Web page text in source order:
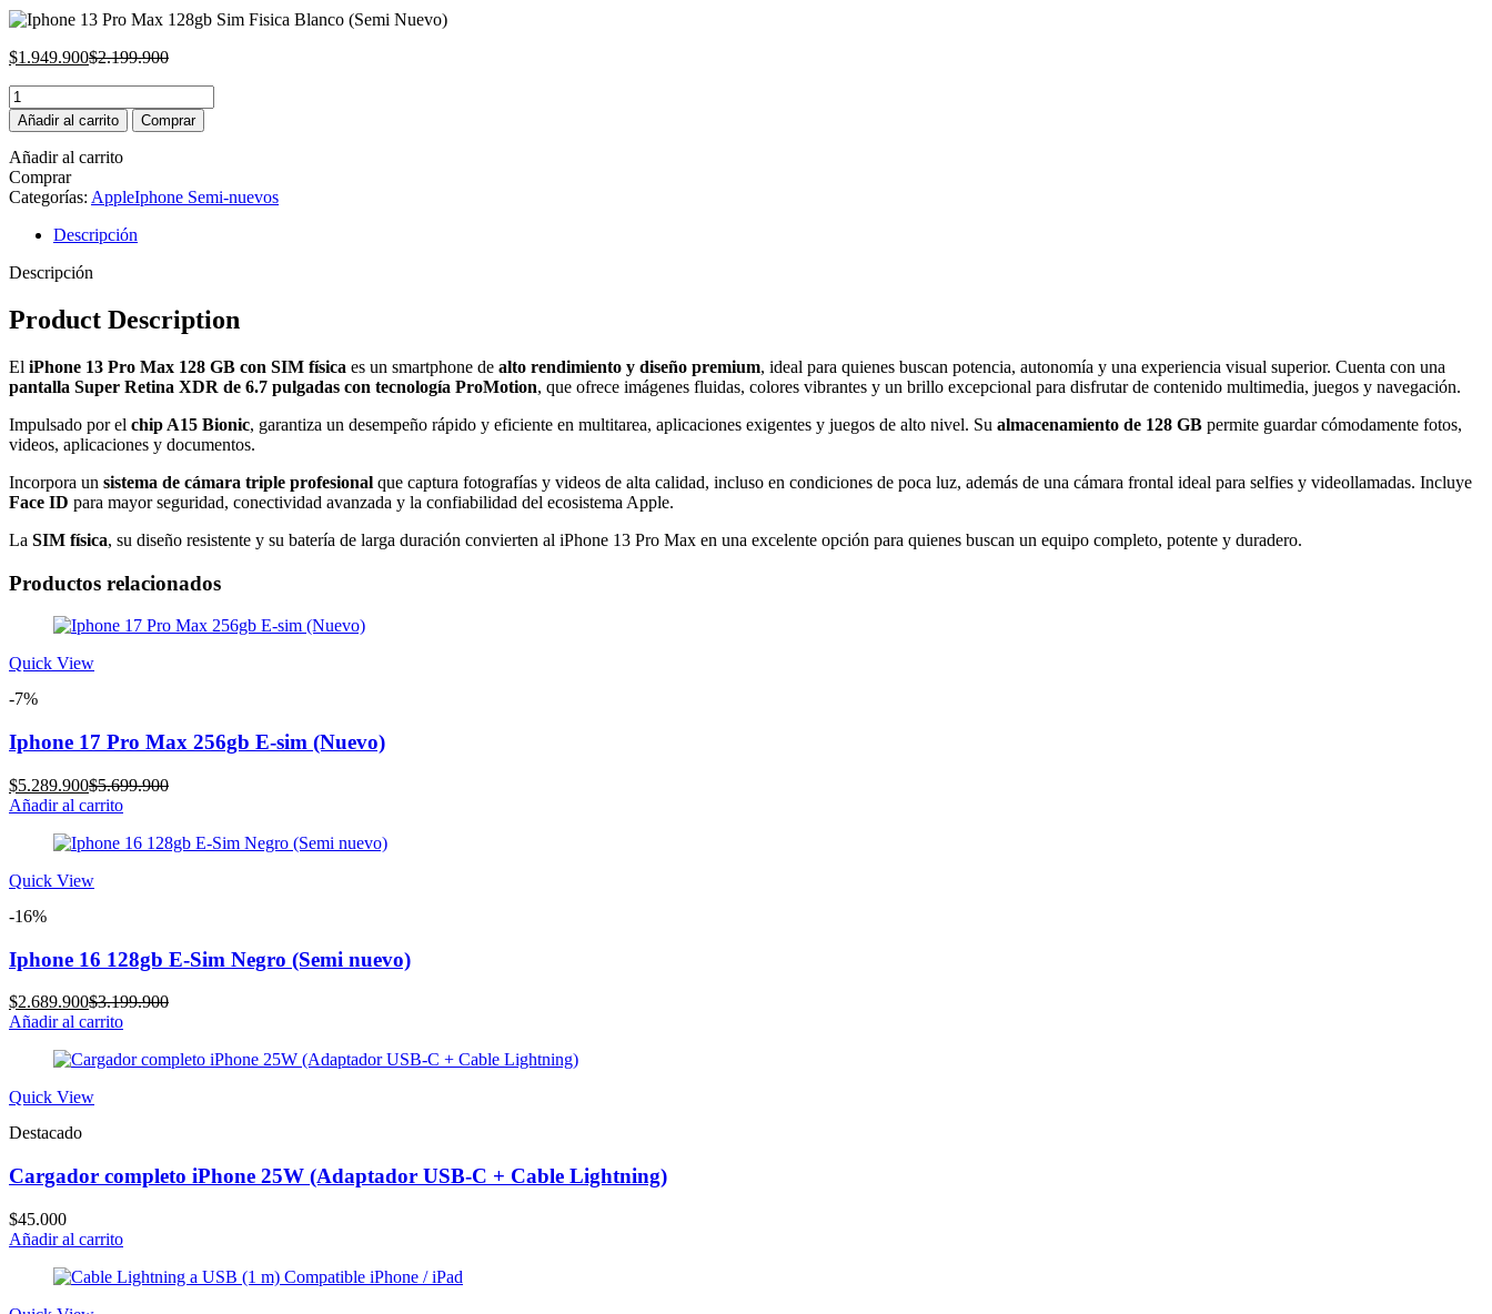
$1.949.900Current
$1.949.900.
$2.199.900Original
$2.199.900.
Iphone
13
Pro
Max
128gb
Sim
Blanco
Nuevo)
Añadir al carrito Comprar
Añadir al carrito
Comprar
Categorías: AppleIphone Semi-nuevos
Descripción
Descripción
Product Description
El iPhone 13 Pro Max 128 GB con SIM física es un smartphone de alto rendimiento y diseño premium, ideal para quienes buscan potencia, autonomía y una experiencia visual superior. Cuenta con una
pantalla Super Retina XDR de 6.7 pulgadas con tecnología ProMotion, que ofrece imágenes fluidas, colores vibrantes y un brillo excepcional para disfrutar de contenido multimedia, juegos y navegación.
Impulsado por el chip A15 Bionic, garantiza un desempeño rápido y eficiente en multitarea, aplicaciones exigentes y juegos de alto nivel. Su almacenamiento de 128 GB permite guardar cómodamente fotos,
videos, aplicaciones y documentos.
Incorpora un sistema de cámara triple profesional que captura fotografías y videos de alta calidad, incluso en condiciones de poca luz, además de una cámara frontal ideal para selfies y videollamadas. Incluye
Face ID para mayor seguridad, conectividad avanzada y la confiabilidad del ecosistema Apple.
La SIM física, su diseño resistente y su batería de larga duración convierten al iPhone 13 Pro Max en una excelente opción para quienes buscan un equipo completo, potente y duradero.
Productos relacionados
Quick View
-7%
Iphone 17 Pro Max 256gb E-sim (Nuevo)
$5.289.900Current
price
$5.289.900.
$5.699.900Original
$5.699.900.
Añadir al carrito
Quick View
-16%
Iphone 16 128gb E-Sim Negro (Semi nuevo)
$2.689.900Current
price
$2.689.900.
$3.199.900Original
$3.199.900.
Añadir al carrito
Quick View
Destacado
Cargador completo iPhone 25W (Adaptador USB-C + Cable Lightning)
$45.000
Añadir al carrito